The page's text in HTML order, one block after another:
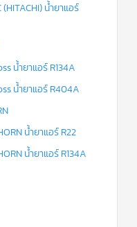
น้ำยาแอร์
น้ำยาแอร์ R134A
น้ำยาแอร์ R404A
น้ำยาแอร์ R22
น้ำยาแอร์ R134A